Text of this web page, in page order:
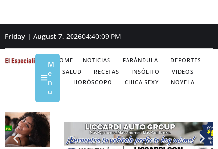
Friday | August 7, 202604:40:10 PM
HOME NOTICIAS FARÁNDULA
DEPORTES
SALUD
RECETAS INSÓLITO
VIDEOS
HORÓSCOPO
CHICA SEXY NOVELA
M
e
n
u